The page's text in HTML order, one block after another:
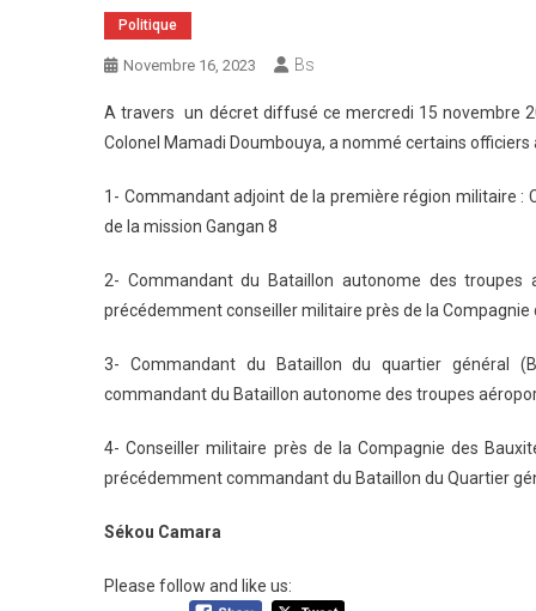
Politique
Novembre 16, 2023 Bs
A travers un décret diffusé ce mercredi 15 novembre
Colonel Mamadi Doumbouya, a nommé certains
1- Commandant adjoint de la première région militaire :
de la mission Gangan 8
2- Commandant du Bataillon autonome des troupes
précédemment conseiller militaire près de la Compagnie
3- Commandant du Bataillon du quartier général
commandant du Bataillon autonome des troupes
4- Conseiller militaire près de la Compagnie des
précédemment commandant du Bataillon du Quartier
Sékou Camara
Please follow and like us: